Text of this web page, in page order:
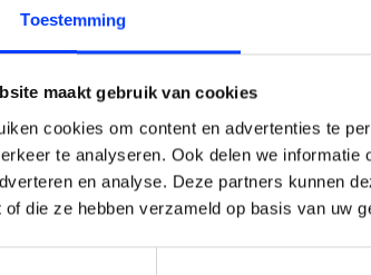
Toestemming
maakt gebruik van cookies
cookies om content en advertenties te
te analyseren. Ook delen we
en analyse. Deze partners kunnen
of die ze hebben verzameld op basis van uw
CLAIM
Ontvang je
Minimale
Email